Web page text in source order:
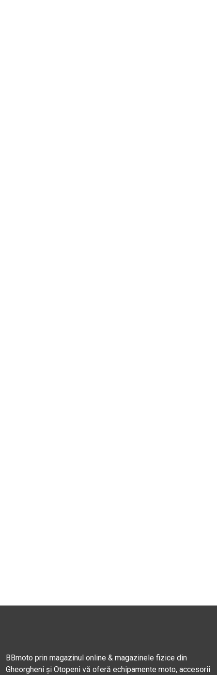
BBmoto prin magazinul online & magazinele fizice din
Gheorgheni și Otopeni vă oferă echipamente moto, accesorii